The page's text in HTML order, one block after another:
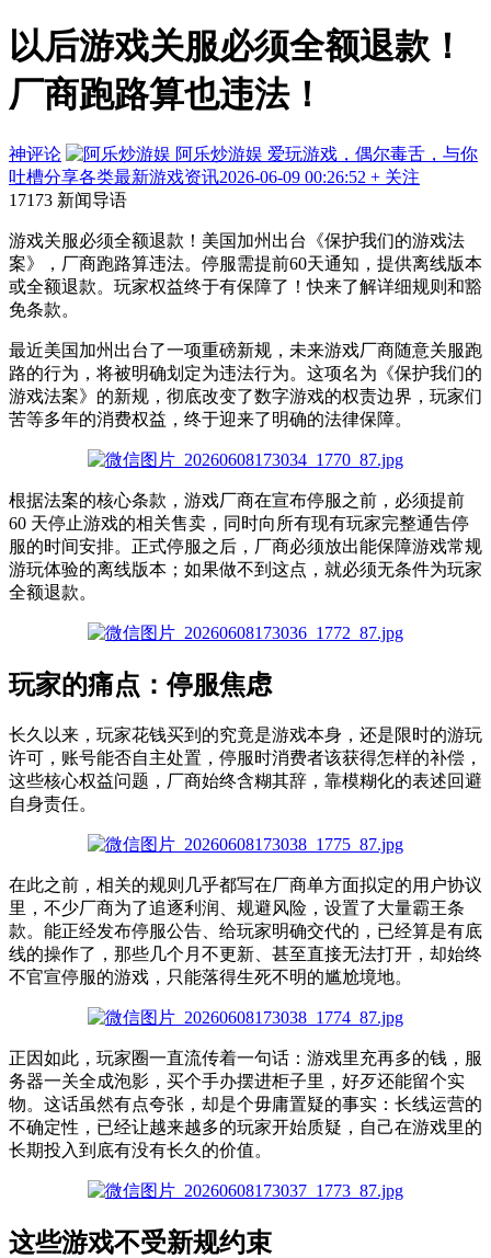
以后游戏关服必须全额退款！
厂商跑路算也违法！
神评论 阿乐炒游娱 爱玩游戏，偶尔毒舌，与你
吐槽分享各类最新游戏资讯2026-06-09 00:26:52 + 关注
17173 新闻导语
游戏关服必须全额退款！美国加州出台《保护我们的游戏法
案》，厂商跑路算违法。停服需提前60天通知，提供离线版本
或全额退款。玩家权益终于有保障了！快来了解详细规则和豁
免条款。
最近美国加州出台了一项重磅新规，未来游戏厂商随意关服跑
路的行为，将被明确划定为违法行为。这项名为《保护我们的
游戏法案》的新规，彻底改变了数字游戏的权责边界，玩家们
苦等多年的消费权益，终于迎来了明确的法律保障。
根据法案的核心条款，游戏厂商在宣布停服之前，必须提前
60 天停止游戏的相关售卖，同时向所有现有玩家完整通告停
服的时间安排。正式停服之后，厂商必须放出能保障游戏常规
游玩体验的离线版本；如果做不到这点，就必须无条件为玩家
全额退款。
玩家的痛点：停服焦虑
长久以来，玩家花钱买到的究竟是游戏本身，还是限时的游玩
许可，账号能否自主处置，停服时消费者该获得怎样的补偿，
这些核心权益问题，厂商始终含糊其辞，靠模糊化的表述回避
自身责任。
在此之前，相关的规则几乎都写在厂商单方面拟定的用户协议
里，不少厂商为了追逐利润、规避风险，设置了大量霸王条
款。能正经发布停服公告、给玩家明确交代的，已经算是有底
线的操作了，那些几个月不更新、甚至直接无法打开，却始终
不官宣停服的游戏，只能落得生死不明的尴尬境地。
正因如此，玩家圈一直流传着一句话：游戏里充再多的钱，服
务器一关全成泡影，买个手办摆进柜子里，好歹还能留个实
物。这话虽然有点夸张，却是个毋庸置疑的事实 ：长线运营的
不确定性，已经让越来越多的玩家开始质疑，自己在游戏里的
长期投入到底有没有长久的价值。
这些游戏不受新规约束